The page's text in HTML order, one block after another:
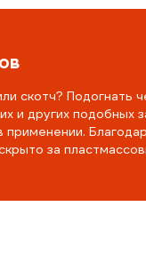
скотч?
и других подобных
за